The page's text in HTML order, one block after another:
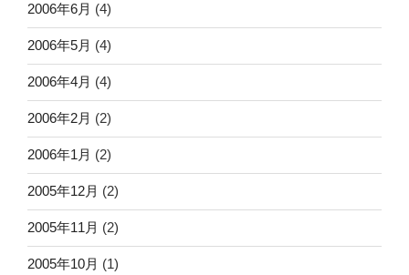
2006年6月 (4)
2006年5月 (4)
2006年4月 (4)
2006年2月 (2)
2006年1月 (2)
2005年12月 (2)
2005年11月 (2)
2005年10月 (1)